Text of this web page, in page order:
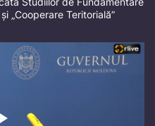
„Cooperare Teritorială”